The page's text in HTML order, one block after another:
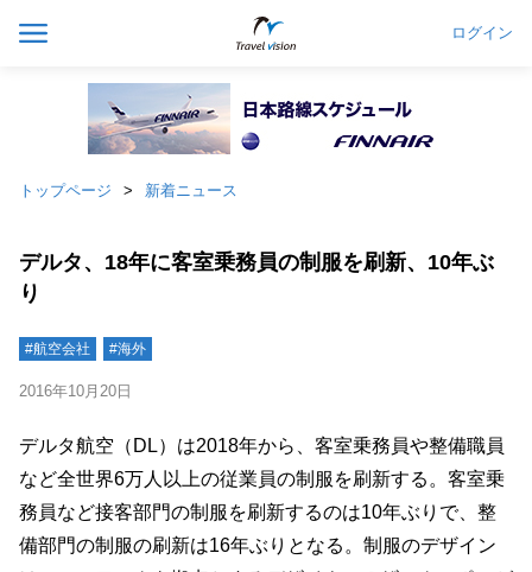
ログイン
トップページ 新着ニュース
デルタ、18年に客室乗務員の制服を刷新、10年ぶ
り
#航空会社 #海外
2016年10月20日
デルタ航空（DL）は2018年から、客室乗務員や整備職員
など全世界6万人以上の従業員の制服を刷新する。客室乗
務員など接客部門の制服を刷新するのは10年ぶりで、整
備部門の制服の刷新は16年ぶりとなる。制服のデザイン